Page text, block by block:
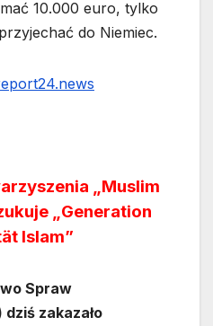
10.000 euro, tylko
do Niemiec.
„Muslim
„Generation
Islam”
Spraw
zakazało